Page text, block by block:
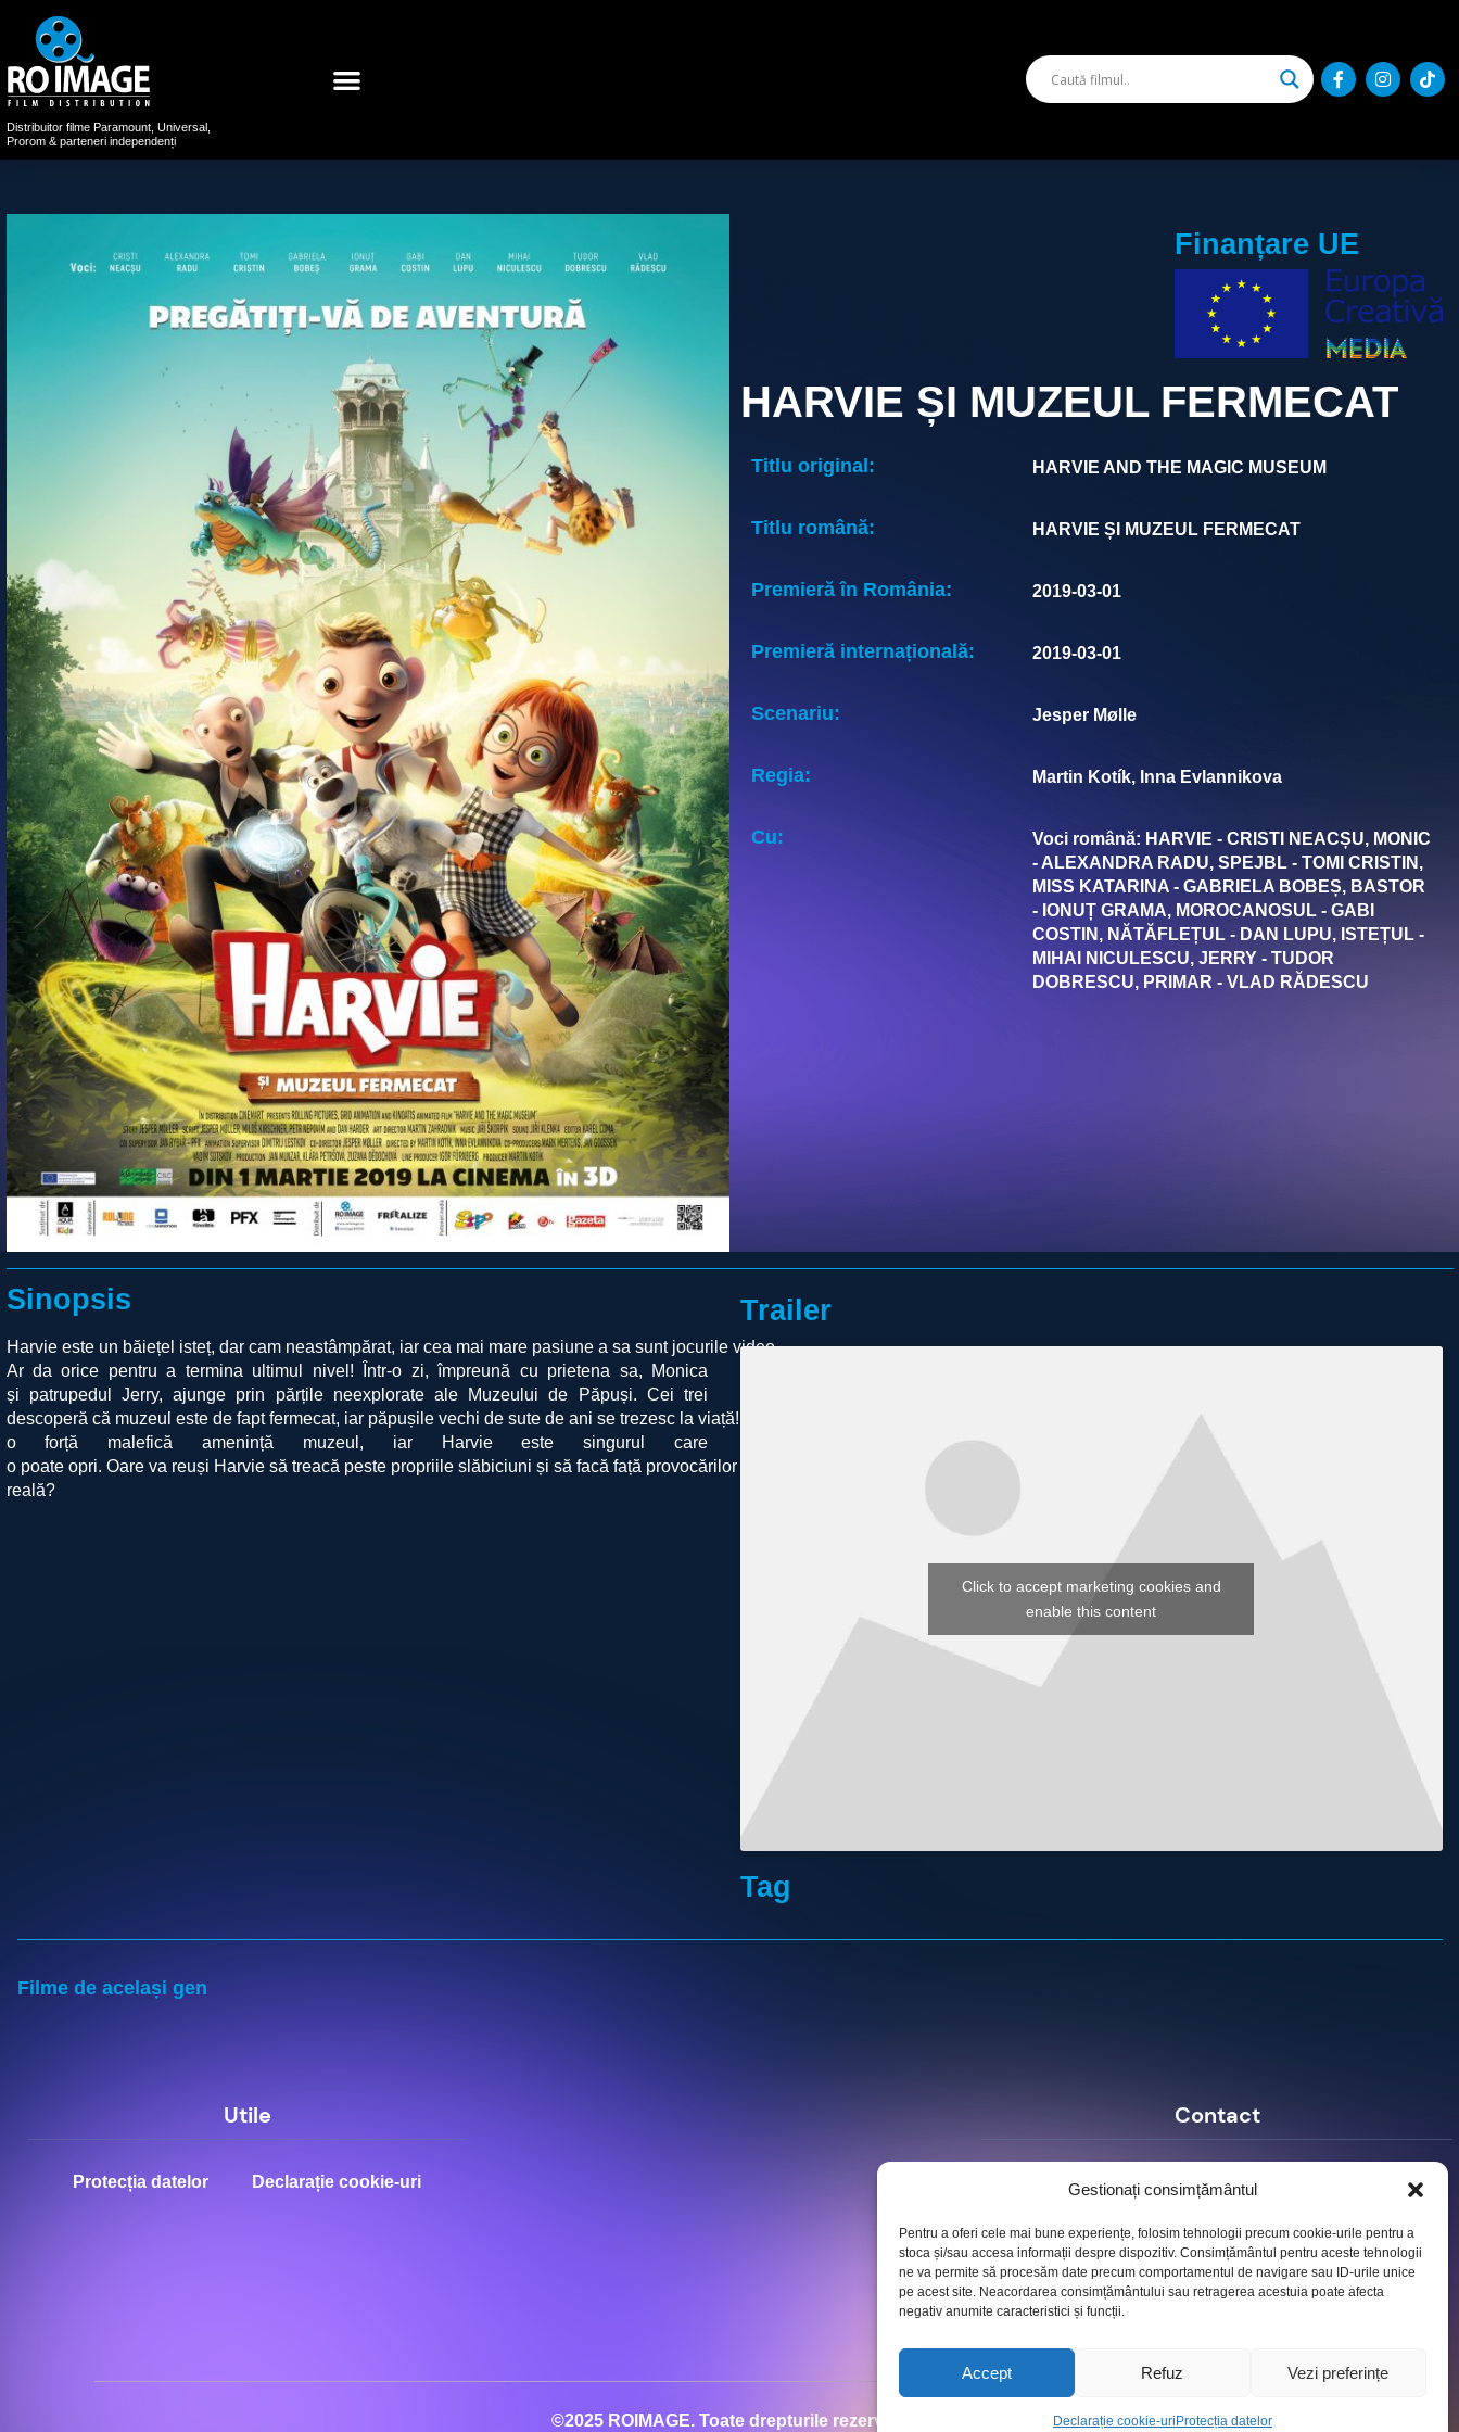
Gestionați consimțământul
Pentru a oferi cele mai bune experiențe, folosim tehnologii precum cookie-urile pentru a
stoca și/sau accesa informații despre dispozitiv. Consimțământul pentru aceste tehnologii
ne va permite să procesăm date precum comportamentul de navigare sau ID-urile unice
pe acest site. Neacordarea consimțământului sau retragerea acestuia poate afecta
negativ anumite caracteristici și funcții.
Accept Refuz Vezi preferințe
Declarație cookie-uri Protecția datelor
Distribuitor filme Paramount, Universal,
Prorom & parteneri independenți
Finanțare UE
HARVIE ȘI MUZEUL FERMECAT
Titlu original: HARVIE AND THE MAGIC MUSEUM
Titlu română: HARVIE ȘI MUZEUL FERMECAT
Premieră în România: 2019-03-01
Premieră internațională: 2019-03-01
Scenariu: Jesper Mølle
Regia: Martin Kotík, Inna Evlannikova
Cu:
Voci română: HARVIE - CRISTI NEACȘU, MONIC
- ALEXANDRA RADU, SPEJBL - TOMI CRISTIN,
MISS KATARINA - GABRIELA BOBEȘ, BASTOR
- IONUȚ GRAMA, MOROCANOSUL - GABI
COSTIN, NĂTĂFLEȚUL - DAN LUPU, ISTEȚUL -
MIHAI NICULESCU, JERRY - TUDOR
DOBRESCU, PRIMAR - VLAD RĂDESCU
Sinopsis
Harvie este un băiețel isteț, dar cam neastâmpărat, iar cea mai mare pasiune a sa sunt jocurile video.
Ar da orice pentru a termina ultimul nivel! Într-o zi, împreună cu prietena sa, Monica
și patrupedul Jerry, ajunge prin părțile neexplorate ale Muzeului de Păpuși. Cei trei
descoperă că muzeul este de fapt fermecat, iar păpușile vechi de sute de ani se trezesc la viață! Dar
o forță malefică amenință muzeul, iar Harvie este singurul care
o poate opri. Oare va reuși Harvie să treacă peste propriile slăbiciuni și să facă față provocărilor din lumea
reală?
Trailer
Click to accept marketing cookies and
enable this content
Tag
Filme de același gen
Utile
Protecția datelor Declarație cookie-uri
Contact
Strada Mihai Eminescu, nr. 142, et.7, ap. 23,
Tel:+40 (21) 250.5103, +40 (21) 250.5104
E-mail:
office@roimage.ro
©2025 ROIMAGE. Toate drepturile rezervate